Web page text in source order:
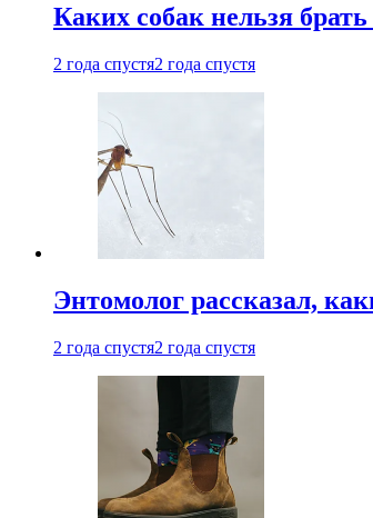
Каких собак нельзя
2 года спустя2 года спустя
Энтомолог рассказал,
2 года спустя2 года спустя